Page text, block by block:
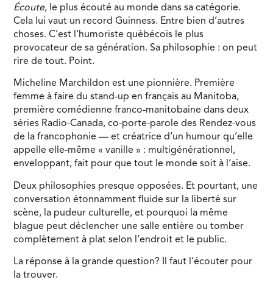
Écoute, le plus écouté au monde dans sa catégorie.
Cela lui vaut un record Guinness. Entre bien d’autres
choses. C’est l’humoriste québécois le plus
provocateur de sa génération. Sa philosophie : on peut
rire de tout. Point.
Micheline Marchildon est une pionnière. Première
femme à faire du stand-up en français au Manitoba,
première comédienne franco-manitobaine dans deux
séries Radio-Canada, co-porte-parole des Rendez-vous
de la francophonie — et créatrice d’un humour qu’elle
appelle elle-même « vanille » : multigénérationnel,
enveloppant, fait pour que tout le monde soit à l’aise.
Deux philosophies presque opposées. Et pourtant, une
conversation étonnamment fluide sur la liberté sur
scène, la pudeur culturelle, et pourquoi la même
blague peut déclencher une salle entière ou tomber
complètement à plat selon l’endroit et le public.
La réponse à la grande question? Il faut l’écouter pour
la trouver.